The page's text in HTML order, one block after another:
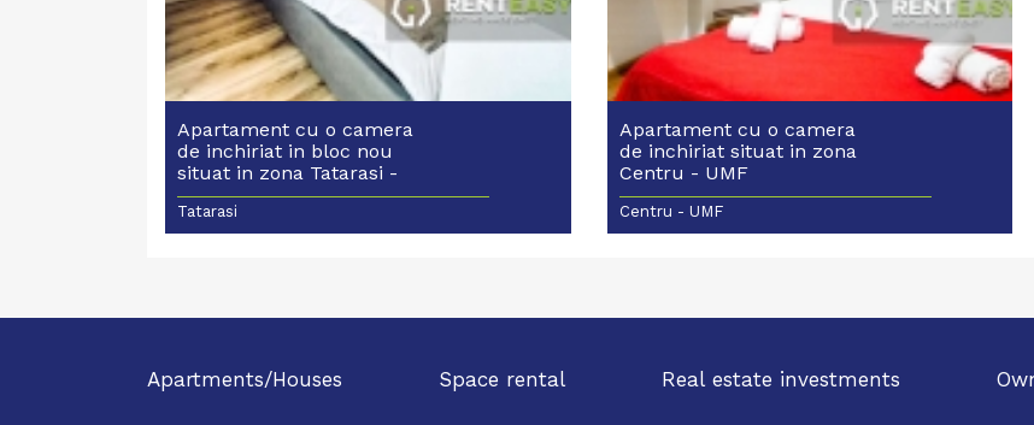
Apartament cu o camera
de inchiriat in bloc nou
situat in zona Tatarasi -
Ciurchi
Tatarasi
Apartament cu o camera
de inchiriat situat in zona
Centru - UMF
Centru - UMF
Apartments/Houses Space rental Real estate investments